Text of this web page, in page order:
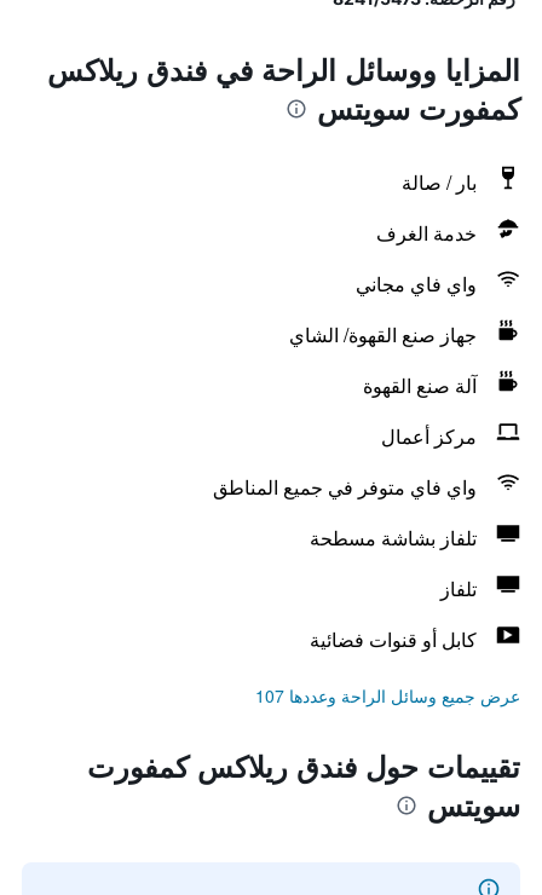
المزايا ووسائل الراحة في فندق ريلاكس
كمفورت سويتس
بار / صالة
خدمة الغرف
واي فاي مجاني
جهاز صنع القهوة/ الشاي
آلة صنع القهوة
مركز أعمال
واي فاي متوفر في جميع المناطق
تلفاز بشاشة مسطحة
تلفاز
كابل أو قنوات فضائية
عرض جميع وسائل الراحة وعددها 107
تقييمات حول فندق ريلاكس كمفورت
سويتس